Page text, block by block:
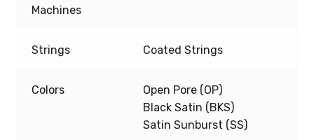
Machines
Strings Coated Strings
Colors
Open Pore (OP)
Black Satin (BKS)
Satin Sunburst (SS)